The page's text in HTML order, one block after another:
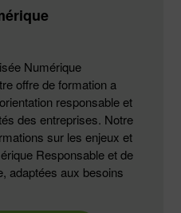
Numérique
offre de formation a
responsable et
des entreprises. Notre
sur les enjeux et
Responsable et de
adaptées aux besoins